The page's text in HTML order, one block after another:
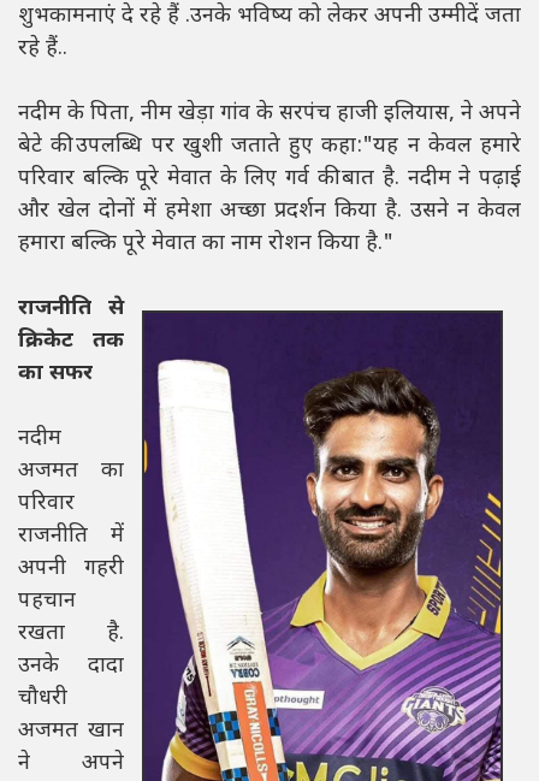
शुभकामनाएं दे रहे हैं .उनके भविष्य को लेकर अपनी उम्मीदें जता
रहे हैं..
नदीम के पिता, नीम खेड़ा गांव के सरपंच हाजी इलियास, ने अपने
बेटे की उपलब्धि पर खुशी जताते हुए कहा:"यह न केवल हमारे
परिवार बल्कि पूरे मेवात के लिए गर्व की बात है. नदीम ने पढ़ाई
और खेल दोनों में हमेशा अच्छा प्रदर्शन किया है. उसने न केवल
हमारा बल्कि पूरे मेवात का नाम रोशन किया है."
राजनीति से
क्रिकेट तक
का सफर
नदीम
अजमत का
परिवार
राजनीति में
अपनी गहरी
पहचान
रखता है.
उनके दादा
चौधरी
अजमत खान
ने अपने